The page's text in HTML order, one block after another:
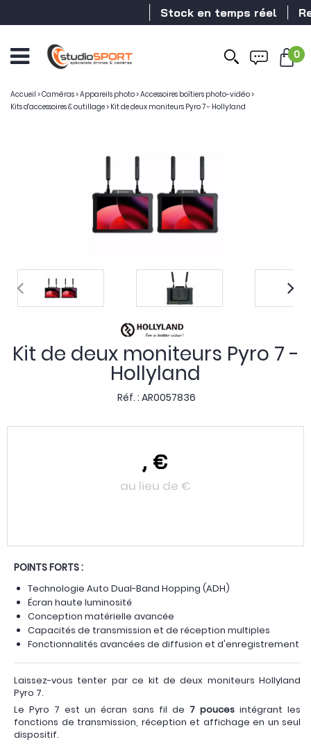
Stock en temps réel
0
Accueil >Caméras>Appareils photo>Accessoires boîtiers photo-vidéo>
Kits d'accessoires & outillage> Kit de deux moniteurs Pyro 7 - Hollyland
Kit de deux moniteurs Pyro 7 -
Hollyland
Réf. : AR0057836
, €
au lieu de €
POINTS FORTS :
Technologie Auto Dual-Band Hopping (ADH)
Écran haute luminosité
Conception matérielle avancée
Capacités de transmission et de réception multiples
Fonctionnalités avancées de diffusion et d'enregistrement
Laissez-vous tenter par ce kit de deux moniteurs Hollyland
Pyro 7.
Le Pyro 7 est un écran sans fil de 7 poucesintégrant les
fonctions de transmission, réception et affichage en un seul
dispositif.